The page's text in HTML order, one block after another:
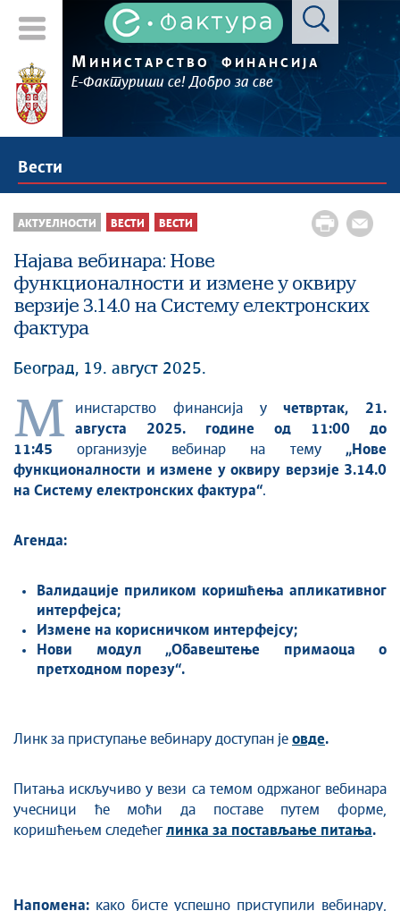
М ИНИСТАРСТВО ФИНАНСИЈА
Е-Фактуриши се! Добро за све
Вести
АКТУЕЛНОСТИ ВЕСТИ ВЕСТИ
Најава вебинара: Нове
функционалности и измене у оквиру
верзије 3.14.0 на Систему електронских
фактура
Београд, 19. август 2025.
М инистарство финансија учетвртак, 21.
августа 2025. године
од 11:00 до
11:45 организује вебинар на тему „Нове
функционалности и измене у оквиру верзије 3.14.0
на Систему електронских фактура“.
Агенда:
Валидације приликом коришћења апликативног
интерфејса;
Измене на корисничком интерфејсу;
Нови модул „Обавештење примаоца о
претходном порезу“.
Линк за приступање вебинару доступан је овде.
Питања искључиво у вези са темом одржаног вебинара
учесници ће моћи да поставе путем форме,
коришћењем следећеглинка за постављање питања.
Напомена: како бисте успешно приступили вебинару,